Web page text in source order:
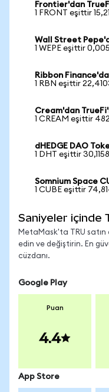
Frontier'dan
1 FRONT eşittir
Wall Street
1 WEPE eşittir
Ribbon
1 RBN eşittir
Cream'dan
1 CREAM eşittir
dHEDGE DAO
1 DHT eşittir
Somnium Space
1 CUBE eşittir
Saniyeler içinde
MetaMask'ta TRU satın
edin ve değiştirin. En
cüzdanı.
Google Play
Puan
4.4
App Store